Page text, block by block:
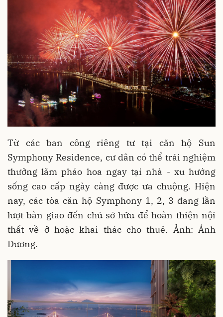
Từ các ban công riêng tư tại căn hộ Sun
Symphony Residence, cư dân có thể trải nghiệm
thưởng lãm pháo hoa ngay tại nhà - xu hướng
sống cao cấp ngày càng được ưa chuộng. Hiện
nay, các tòa căn hộ Symphony 1, 2, 3 đang lần
lượt bàn giao đến chủ sở hữu để hoàn thiện nội
thất về ở hoặc khai thác cho thuê. Ảnh: Ánh
Dương.